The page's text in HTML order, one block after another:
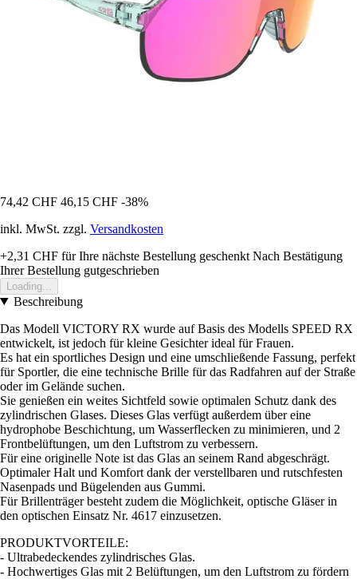
74,42 CHF 46,15 CHF -38%
inkl. MwSt. zzgl. Versandkosten
+2,31 CHF für Ihre nächste Bestellung geschenkt Nach Bestätigung
Ihrer Bestellung gutgeschrieben
Loading...
Beschreibung
Das Modell VICTORY RX wurde auf Basis des Modells SPEED RX
entwickelt, ist jedoch für kleine Gesichter ideal für Frauen.
Es hat ein sportliches Design und eine umschließende Fassung, perfekt
für Sportler, die eine technische Brille für das Radfahren auf der Straße
oder im Gelände suchen.
Sie genießen ein weites Sichtfeld sowie optimalen Schutz dank des
zylindrischen Glases. Dieses Glas verfügt außerdem über eine
hydrophobe Beschichtung, um Wasserflecken zu minimieren, und 2
Frontbelüftungen, um den Luftstrom zu verbessern.
Für eine originelle Note ist das Glas an seinem Rand abgeschrägt.
Optimaler Halt und Komfort dank der verstellbaren und rutschfesten
Nasenpads und Bügelenden aus Gummi.
Für Brillenträger besteht zudem die Möglichkeit, optische Gläser in
den optischen Einsatz Nr. 4617 einzusetzen.
PRODUKTVORTEILE:
- Ultrabedeckendes zylindrisches Glas.
- Hochwertiges Glas mit 2 Belüftungen, um den Luftstrom zu fördern